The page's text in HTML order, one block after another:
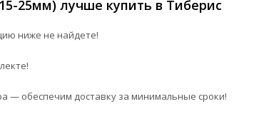
25мм) лучше купить в Тиберис
ниже не найдете!
— обеспечим доставку за минимальные сроки!